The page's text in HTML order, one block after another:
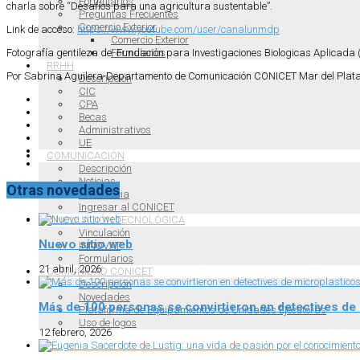
Preguntas Frecuentes
Comercio Exterior
Comercio Exterior
Formularios
RRHH
Descripción
CIC
CPA
Becas
Administrativos
UE
COMUNICACIÓN
Descripción
Noticias
Selficiencia
Ingresar al CONICET
VINCULACIÓN TECNOLÓGICA
Vinculación
INNOVAT
Formularios
COMUNIDAD CONICET
Descripción
Novedades
Plataforma de Equipamientos de Unidades Ejecutoras
Uso de logos
charla sobre “Desafíos para una agricultura sustentable”.
Link de acceso: https://www.youtube.com/user/canalunmdp
Fotografía gentileza de: Fundación para Investigaciones Biologicas Aplicada
Por Sabrina Aguilera-Departamento de Comunicación CONICET Mar del Plata
Otras novedades
Nuevo sitio web
21 abril, 2026
Más de 100 personas se convirtieron en detectives
12 febrero, 2026